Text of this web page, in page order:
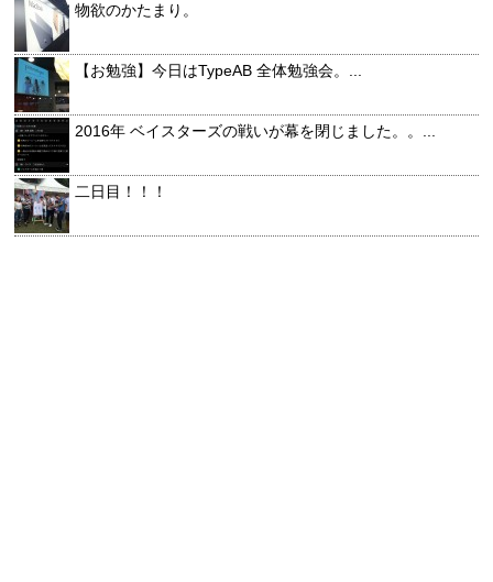
物欲のかたまり。
【お勉強】今日はTypeAB 全体勉強会。...
2016年 ベイスターズの戦いが幕を閉じました。。...
二日目！！！